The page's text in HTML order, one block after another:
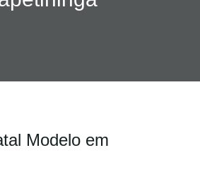
Modelo em